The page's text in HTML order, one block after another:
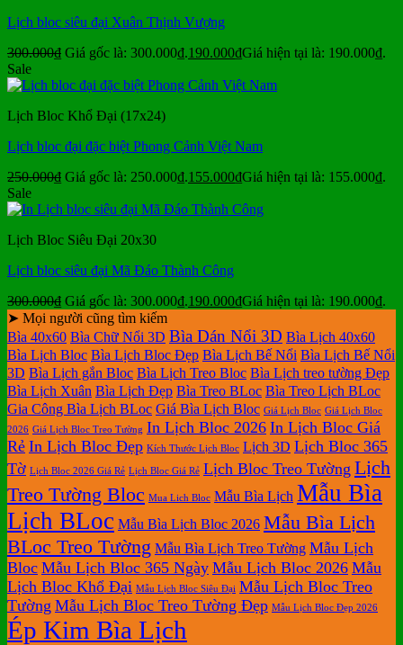
Lịch bloc siêu đại Xuân Thịnh Vượng
300.000₫ Giá gốc là: 300.000₫.190.000₫Giá hiện tại là: 190.000₫.
Sale
Lịch Bloc Khổ Đại (17x24)
Lịch bloc đại đặc biệt Phong Cảnh Việt Nam
250.000₫ Giá gốc là: 250.000₫.155.000₫Giá hiện tại là: 155.000₫.
Sale
Lịch Bloc Siêu Đại 20x30
Lịch bloc siêu đại Mã Đáo Thành Công
300.000₫ Giá gốc là: 300.000₫.190.000₫Giá hiện tại là: 190.000₫.
➤ Mọi người cũng tìm kiếm
Bìa 40x60 Bìa Chữ Nổi 3D Bìa Dán Nổi 3D Bìa Lịch 40x60
Bìa Lịch Bloc Bìa Lịch Bloc Đẹp Bìa Lịch Bế Nổi Bìa Lịch Bế Nổi
3D Bìa Lịch gắn Bloc Bìa Lịch Treo Bloc Bìa Lịch treo tường Đẹp
Bìa Lịch Xuân Bìa Lịch Đẹp Bìa Treo BLoc Bìa Treo Lịch BLoc
Gia Công Bìa Lịch BLoc Giá Bìa Lịch Bloc Giá Lịch Bloc Giá Lịch Bloc
2026 Giá Lịch Bloc Treo Tường In Lịch Bloc 2026 In Lịch Bloc Giá
Rẻ In Lịch Bloc Đẹp Kích Thước Lịch Bloc Lịch 3D Lịch Bloc 365
Tờ Lịch Bloc 2026 Giá Rẻ Lịch Bloc Giá Rẻ Lịch Bloc Treo Tường Lịch
Treo Tường Bloc Mua Lich Bloc Mẫu Bìa Lịch Mẫu Bìa
Lịch BLoc Mẫu Bìa Lịch Bloc 2026 Mẫu Bìa Lịch
BLoc Treo Tường Mẫu Bìa Lịch Treo Tường Mẫu Lịch
Bloc Mẫu Lịch Bloc 365 Ngày Mẫu Lịch Bloc 2026 Mẫu
Lịch Bloc Khổ Đại Mẫu Lịch Bloc Siêu Đại Mẫu Lịch Bloc Treo
Tường Mẫu Lịch Bloc Treo Tường Đẹp Mẫu Lịch Bloc Đẹp 2026
Ép Kim Bìa Lịch